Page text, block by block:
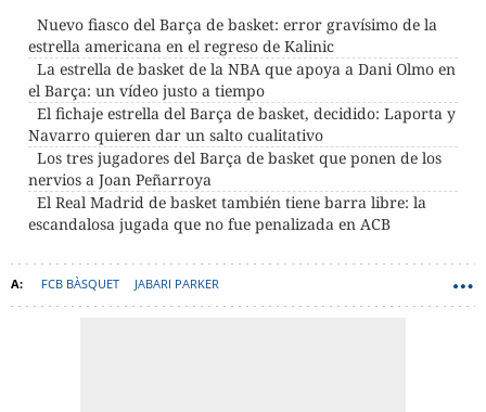
Nuevo fiasco del Barça de basket: error gravísimo de la
estrella americana en el regreso de Kalinic
La estrella de basket de la NBA que apoya a Dani Olmo en
el Barça: un vídeo justo a tiempo
El fichaje estrella del Barça de basket, decidido: Laporta y
Navarro quieren dar un salto cualitativo
Los tres jugadores del Barça de basket que ponen de los
nervios a Joan Peñarroya
El Real Madrid de basket también tiene barra libre: la
escandalosa jugada que no fue penalizada en ACB
FCB BÀSQUET JABARI PARKER